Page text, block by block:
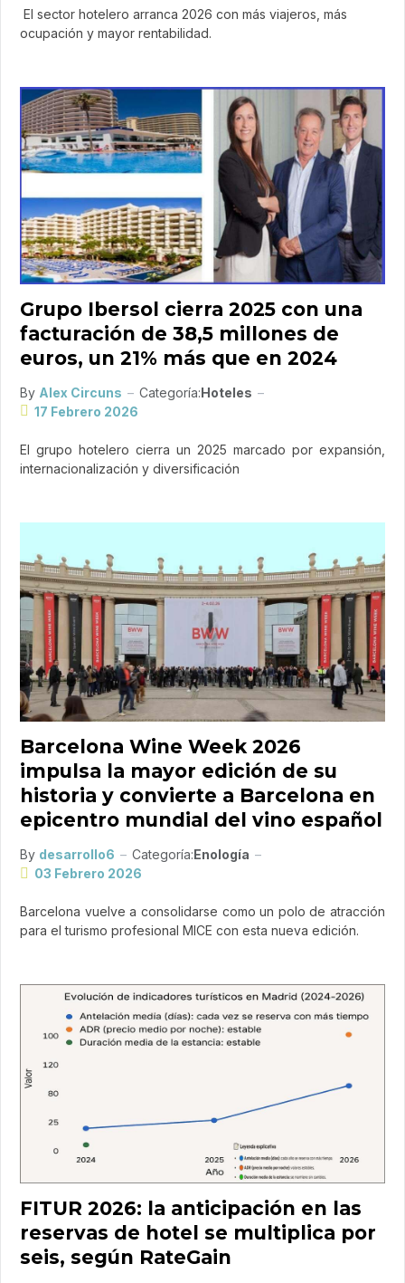
El sector hotelero arranca 2026 con más viajeros, más
ocupación y mayor rentabilidad.
Grupo Ibersol cierra 2025 con una
facturación de 38,5 millones de
euros, un 21% más que en 2024
By Alex Circuns Categoría:Hoteles
17 Febrero 2026
El grupo hotelero cierra un 2025 marcado por expansión,
internacionalización y diversificación
Barcelona Wine Week 2026
impulsa la mayor edición de su
historia y convierte a Barcelona en
epicentro mundial del vino español
By desarrollo6 Categoría:Enología
03 Febrero 2026
Barcelona vuelve a consolidarse como un polo de atracción
para el turismo profesional MICE con esta nueva edición.
FITUR 2026: la anticipación en las
reservas de hotel se multiplica por
seis, según RateGain